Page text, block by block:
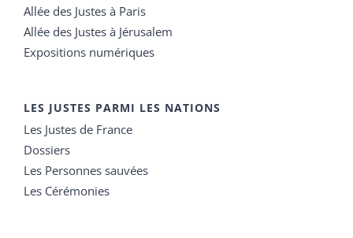
Allée des Justes à Paris
Allée des Justes à Jérusalem
Expositions numériques
LES JUSTES PARMI LES NATIONS
Les Justes de France
Dossiers
Les Personnes sauvées
Les Cérémonies